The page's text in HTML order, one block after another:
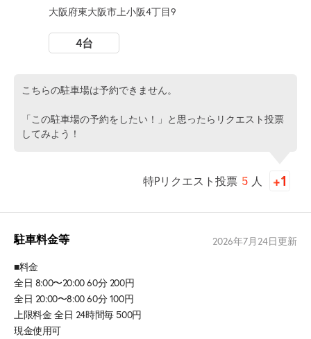
大阪府東大阪市上小阪4丁目9
4台
こちらの駐車場は予約できません。
「この駐車場の予約をしたい！」と思ったらリクエスト投票
してみよう！
特Pリクエスト投票 5 人
駐車料金等 2026年7月24日更新
■料金
全日 8:00〜20:00 60分 200円
全日 20:00〜8:00 60分 100円
上限料金 全日 24時間毎 500円
現金使用可